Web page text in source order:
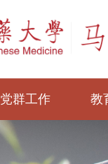
党群工作 教